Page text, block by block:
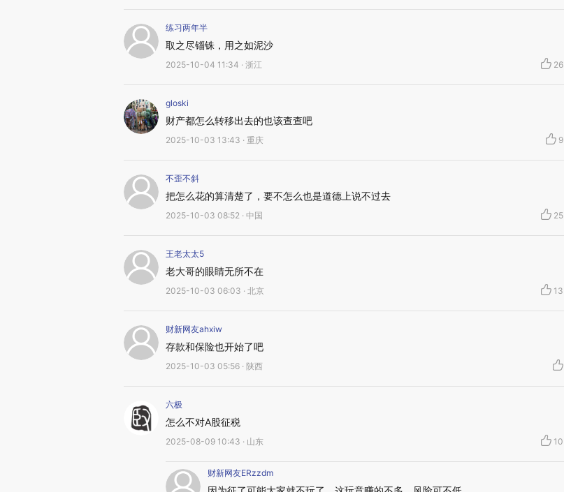
练习两年半
取之尽锱铢，用之如泥沙
2025-10-04 11:34 · 浙江 26
gloski
财产都怎么转移出去的也该查查吧
2025-10-03 13:43 · 重庆 9
不歪不斜
把怎么花的算清楚了，要不怎么也是道德上说不过去
2025-10-03 08:52 · 中国 25
王老太太5
老大哥的眼睛无所不在
2025-10-03 06:03 · 北京 13
财新网友ahxiw
存款和保险也开始了吧
2025-10-03 05:56 · 陕西
六极
怎么不对A股征税
2025-08-09 10:43 · 山东 10
财新网友ERzzdm